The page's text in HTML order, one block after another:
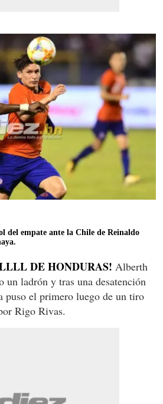
del empate ante la Chile de Reinaldo
DE HONDURAS! Alberth
un ladrón y tras una desatención
puso el primero luego de un tiro
Rigo Rivas.